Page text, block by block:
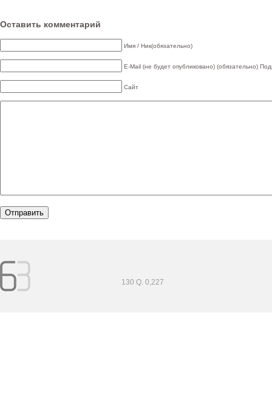
Оставить комментарий
Имя / Ник(обязательно)
E-Mail (не будет опубликовано) (обязательно)
Сайт
130 Q. 0,227